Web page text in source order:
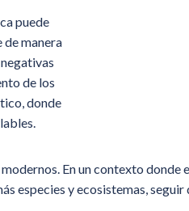
puede
manera
de los
donde
En un contexto
especies y ecosistemas,